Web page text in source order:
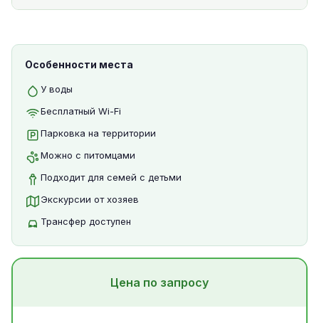
Особенности места
У воды
Бесплатный Wi-Fi
Парковка на территории
Можно с питомцами
Подходит для семей с детьми
Экскурсии от хозяев
Трансфер доступен
Цена по запросу